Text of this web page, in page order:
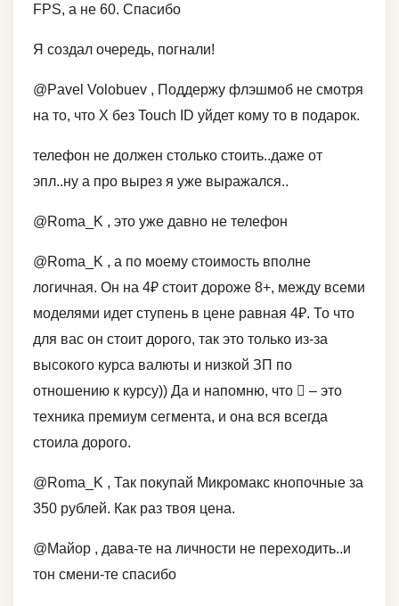
FPS, а не 60. Спасибо
Я создал очередь, погнали!
@Pavel Volobuev , Поддержу флэшмоб не смотря
на то, что Х без Touch ID уйдет кому то в подарок.
телефон не должен столько стоить..даже от
эпл..ну а про вырез я уже выражался..
@Roma_K , это уже давно не телефон
@Roma_K , а по моему стоимость вполне
логичная. Он на 4₽ стоит дороже 8+, между всеми
моделями идет ступень в цене равная 4₽. То что
для вас он стоит дорого, так это только из-за
высокого курса валюты и низкой ЗП по
отношению к курсу)) Да и напомню, что  – это
техника премиум сегмента, и она вся всегда
стоила дорого.
@Roma_K , Так покупай Микромакс кнопочные за
350 рублей. Как раз твоя цена.
@Майор , дава-те на личности не переходить..и
тон смени-те спасибо